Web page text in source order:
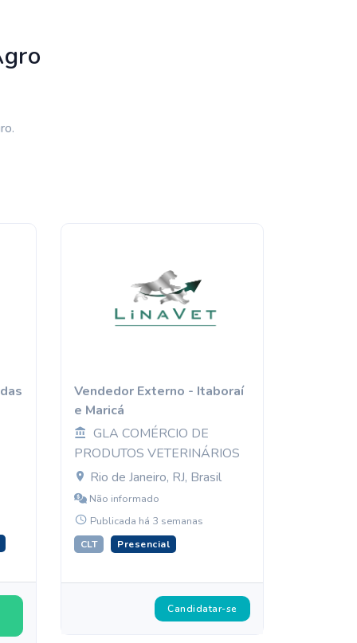
Vendedor Externo - Itaboraí
e Maricá
GLA COMÉRCIO DE
PRODUTOS VETERINÁRIOS
Rio de Janeiro, RJ, Brasil
Não informado
Publicada há 3 semanas
CLT Presencial
Candidatar-se